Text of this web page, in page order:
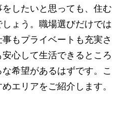
したいと思っても、住む
ょう。職場選びだけでは
もプライベートも充実さ
心して生活できるところ
希望があるはずです。こ
エリアをご紹介します。